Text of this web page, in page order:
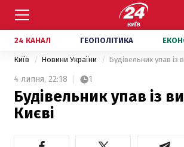
24 КАНАЛ ГЕОПОЛІТИКА
Київ Новини України Будівельник упав із
4 липня, 22:18 1
Будівельник упав із
Києві